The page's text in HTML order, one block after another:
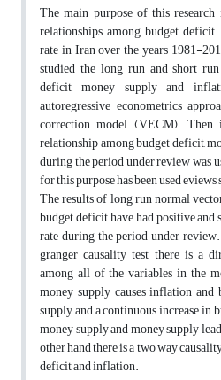
The main purpose of this
relationships among budget
rate in Iran over the years 1981-
studied the long run and short
deficit, money supply and
autoregressive econometrics
correction model (VECM).
relationship among budget deficit,
during the period under review was
for this purpose has been used
The results of long run normal
budget deficit have had positive
rate during the period under
granger causality test there is a
among all of the variables in the
money supply causes inflation
supply and a continuous increase
money supply and money supply
other hand there is a two way
deficit and inflation.